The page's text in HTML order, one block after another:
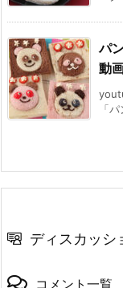
パ
動
「
ディスカッシ
コメント一覧